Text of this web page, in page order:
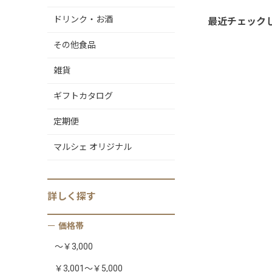
ドリンク・お酒
その他食品
雑貨
ギフトカタログ
定期便
マルシェ オリジナル
詳しく 探す
価格帯
～￥3,000
￥3,001～￥5,000
最近チェック